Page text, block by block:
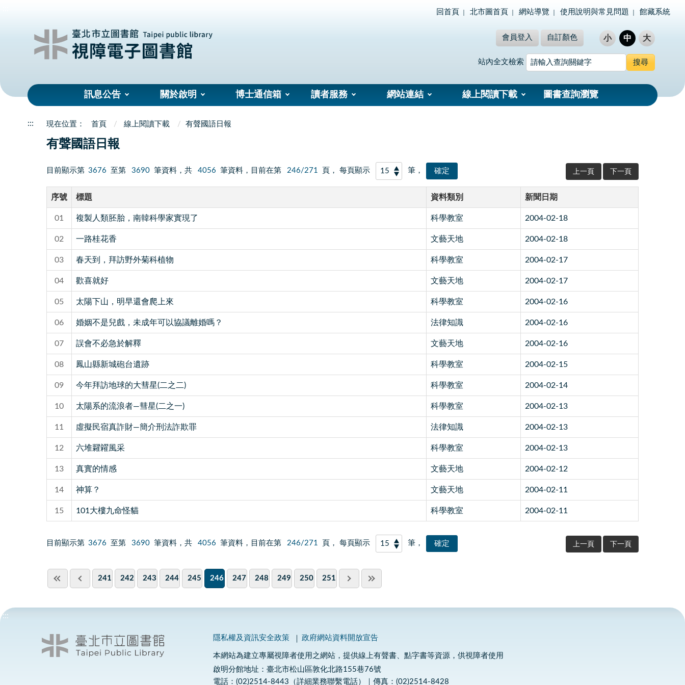
回首頁 北市圖首頁 網站導覽 使用說明與常見問題 館藏系統
會員登入 自訂顏色 小 中 大
站內全文檢索
訊息公告 關於啟明 博士通信箱 讀者服務 網站連結 線上閱讀下載 圖書查詢瀏覽
::: 首頁 線上閱讀下載 有聲國語日報
有聲國語日報
目前顯示第 3676 至第 3690 筆資料，共 4056 筆資料，目前在第 246/271 頁， 每頁顯示 筆， 上一頁 下一頁
序號 標題 資料類別 新聞日期
01 複製人類胚胎，南韓科學家實現了 科學教室 2004-02-18
02 一路桂花香 文藝天地 2004-02-18
03 春天到，拜訪野外菊科植物 科學教室 2004-02-17
04 歡喜就好 文藝天地 2004-02-17
05 太陽下山，明早還會爬上來 科學教室 2004-02-16
06 婚姻不是兒戲，未成年可以協議離婚嗎？ 法律知識 2004-02-16
07 誤會不必急於解釋 文藝天地 2004-02-16
08 鳳山縣新城砲台遺跡 科學教室 2004-02-15
09 今年拜訪地球的大彗星(二之二) 科學教室 2004-02-14
10 太陽系的流浪者—彗星(二之一) 科學教室 2004-02-13
11 虛擬民宿真詐財—簡介刑法詐欺罪 法律知識 2004-02-13
12 六堆糶糴風采 科學教室 2004-02-13
13 真實的情感 文藝天地 2004-02-12
14 神算？ 文藝天地 2004-02-11
15 101大樓九命怪貓 科學教室 2004-02-11
目前顯示第 3676 至第 3690 筆資料，共 4056 筆資料，目前在第 246/271 頁， 每頁顯示 筆， 上一頁 下一頁
241 242 243 244 245 246 247 248 249 250 251
:::
隱私權及資訊安全政策 政府網站資料開放宣告
本網站為建立專屬視障者使用之網站，提供線上有聲書、點字書等資源，供視障者使用
啟明分館地址：臺北市松山區敦化北路155巷76號
電話：(02)2514-8443（詳細業務聯繫電話）｜傳真：(02)2514-8428